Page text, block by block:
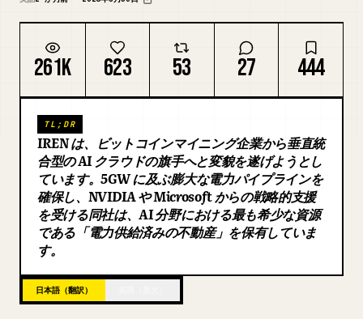
プロンプト
料金
ダウンロード
ブログ
更新情報
261K 623 53 27 444
TL;DR
IREN は、ビットコインマイニング企業から垂直統
合型の AI クラウドの旗手へと変貌を遂げようとし
ています。5GW に及ぶ膨大な電力パイプラインを
確保し、NVIDIA や Microsoft からの戦略的支援
を受ける同社は、AI 分野における最も希少な資源
である「電力供給済みの不動産」を保有していま
す。
日本語（翻訳）